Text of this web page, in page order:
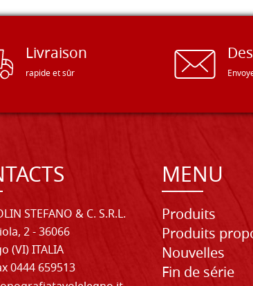
Livraison
rapide et sûr
STEFANO & C. S.R.L.
2 - 36066
(VI) ITALIA
0444 659513
MENU
Produits
Produits
Nouvelles
Fin de série